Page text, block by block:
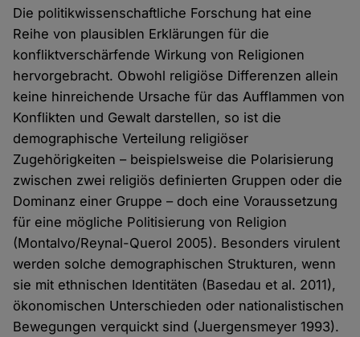
Die politikwissenschaftliche Forschung hat eine
Reihe von plausiblen Erklärungen für die
konfliktverschärfende Wirkung von Religionen
hervorgebracht. Obwohl religiöse Differenzen allein
keine hinreichende Ursache für das Aufflammen von
Konflikten und Gewalt darstellen, so ist die
demographische Verteilung religiöser
Zugehörigkeiten – beispielsweise die Polarisierung
zwischen zwei religiös definierten Gruppen oder die
Dominanz einer Gruppe – doch eine Voraussetzung
für eine mögliche Politisierung von Religion
(Montalvo/Reynal-Querol 2005). Besonders virulent
werden solche demographischen Strukturen, wenn
sie mit ethnischen Identitäten (Basedau et al. 2011),
ökonomischen Unterschieden oder nationalistischen
Bewegungen verquickt sind (Juergensmeyer 1993).